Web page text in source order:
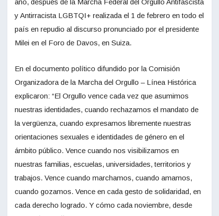
año, después de la Marcha Federal del Orgullo Antifascista
y Antirracista LGBTQI+ realizada el 1 de febrero en todo el
país en repudio al discurso pronunciado por el presidente
Milei en el Foro de Davos, en Suiza.
En el documento político difundido por la Comisión
Organizadora de la Marcha del Orgullo – Línea Histórica
explicaron: “El Orgullo vence cada vez que asumimos
nuestras identidades, cuando rechazamos el mandato de
la vergüenza, cuando expresamos libremente nuestras
orientaciones sexuales e identidades de género en el
ámbito público. Vence cuando nos visibilizamos en
nuestras familias, escuelas, universidades, territorios y
trabajos. Vence cuando marchamos, cuando amamos,
cuando gozamos. Vence en cada gesto de solidaridad, en
cada derecho logrado. Y cómo cada noviembre, desde